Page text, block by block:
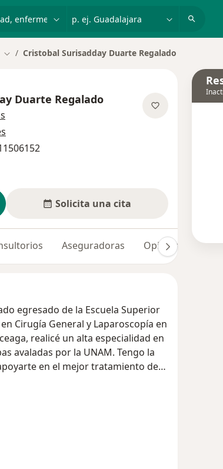
Cambiar de ciudad
Cristobal Surisadday Duarte Regalado
Duarte Regalado
Solicita una cita
Aseguradoras Opiniones (26)
egresado de la Escuela Superior
Cirugía General y Laparoscopía en
realicé un alta especialidad en
avaladas por la UNAM. Tengo la
en el mejor tratamiento de